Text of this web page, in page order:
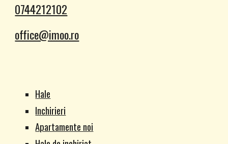
0744212102
office@imoo.ro
Hale
Inchirieri
Apartamente noi